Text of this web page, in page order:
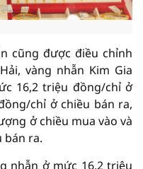
cũng được điều chỉnh
vàng nhẫn Kim Gia
16,2 triệu đồng/chỉ ở
chỉ ở chiều bán ra,
ở chiều mua vào và
bán ra.
nhẫn ở mức 16,2 triệu